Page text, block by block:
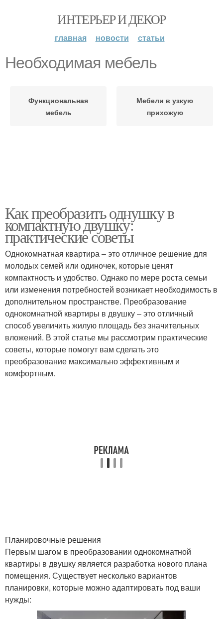
ИНТЕРЬЕР И ДЕКОР
главная новости статьи
Необходимая мебель
Функциональная
мебель
Мебели в узкую
прихожую
Как преобразить однушку в
компактную двушку:
практические советы
Однокомнатная квартира – это отличное решение для
молодых семей или одиночек, которые ценят
компактность и удобство. Однако по мере роста семьи
или изменения потребностей возникает необходимость в
дополнительном пространстве. Преобразование
однокомнатной квартиры в двушку – это отличный
способ увеличить жилую площадь без значительных
вложений. В этой статье мы рассмотрим практические
советы, которые помогут вам сделать это
преобразование максимально эффективным и
комфортным.
Планировочные решения
Первым шагом в преобразовании однокомнатной
квартиры в двушку является разработка нового плана
помещения. Существует несколько вариантов
планировки, которые можно адаптировать под ваши
нужды: